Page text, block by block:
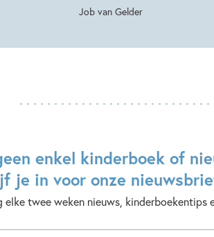
Job van Gelder
enkel kinderboek of
je in voor onze
elke twee weken nieuws, kinderboekentips